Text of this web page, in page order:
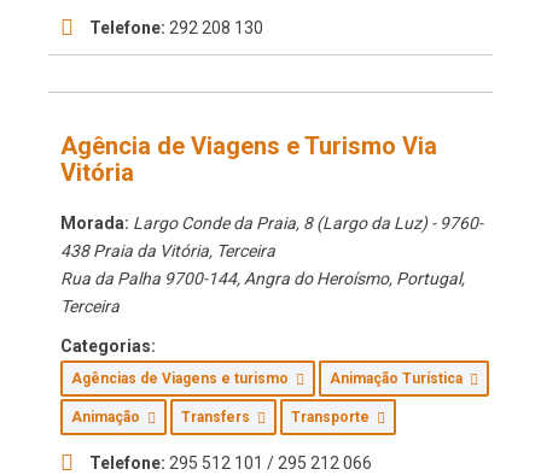
Telefone: 292 208 130
Agência de Viagens e Turismo Via
Vitória
Morada: Largo Conde da Praia, 8 (Largo da Luz) - 9760-
438 Praia da Vitória, Terceira
Rua da Palha 9700-144, Angra do Heroísmo, Portugal,
Terceira
Categorias:
Agências de Viagens e turismo Animação Turística
Animação Transfers Transporte
Telefone: 295 512 101 / 295 212 066